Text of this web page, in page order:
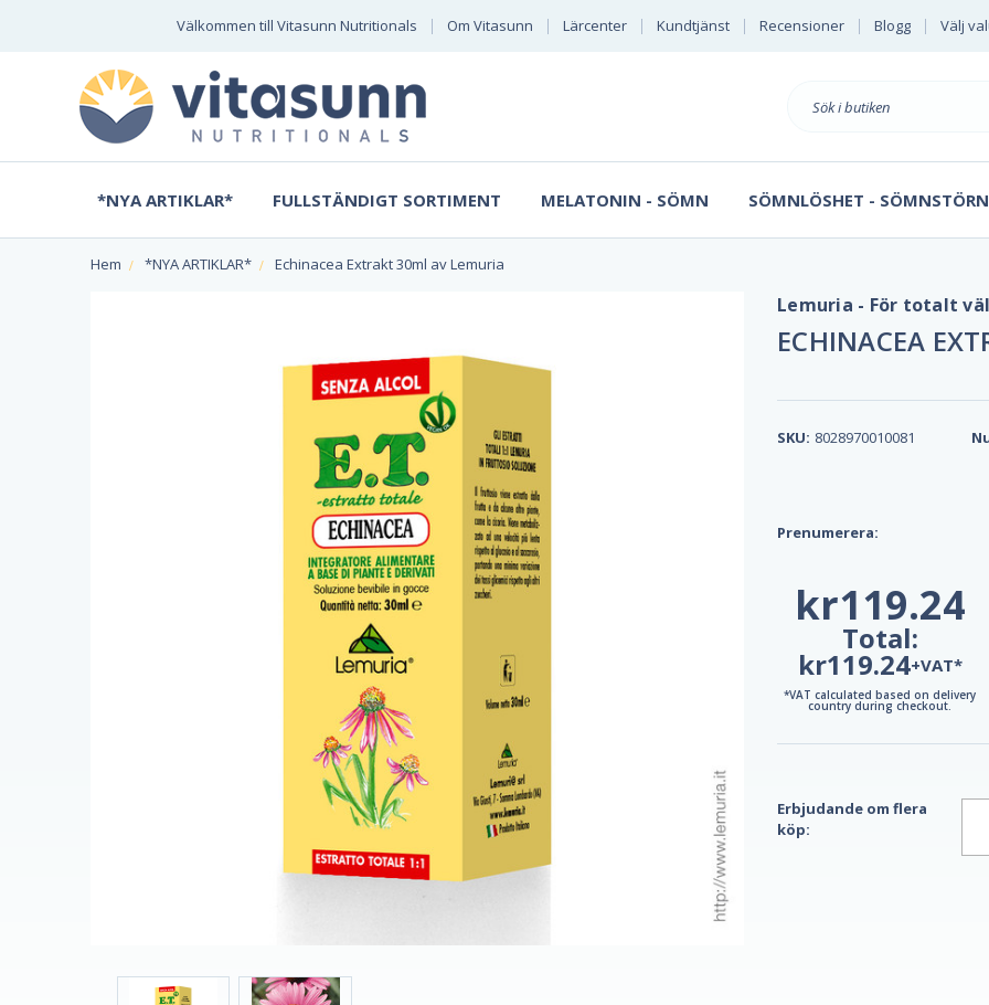
Välkommen till Vitasunn Nutritionals Om Vitasunn Lärcenter Kundtjänst Recensioner Blogg Välj
Sök
*NYA ARTIKLAR* FULLSTÄNDIGT SORTIMENT MELATONIN - SÖMN SÖMNLÖSHET -
Hem *NYA ARTIKLAR* Echinacea Extrakt 30ml av Lemuria
ECHINACEA
Lemuria - För totalt
SKU: 8028970010081
Prenumerera:
kr119.24
Total:
kr119.24+VAT*
*VAT calculated based on delivery
country during checkout.
Erbjudande om flera
köp: